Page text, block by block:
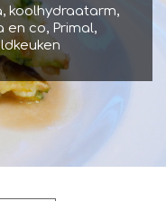
, koolhydraatarm,
en co, Primal,